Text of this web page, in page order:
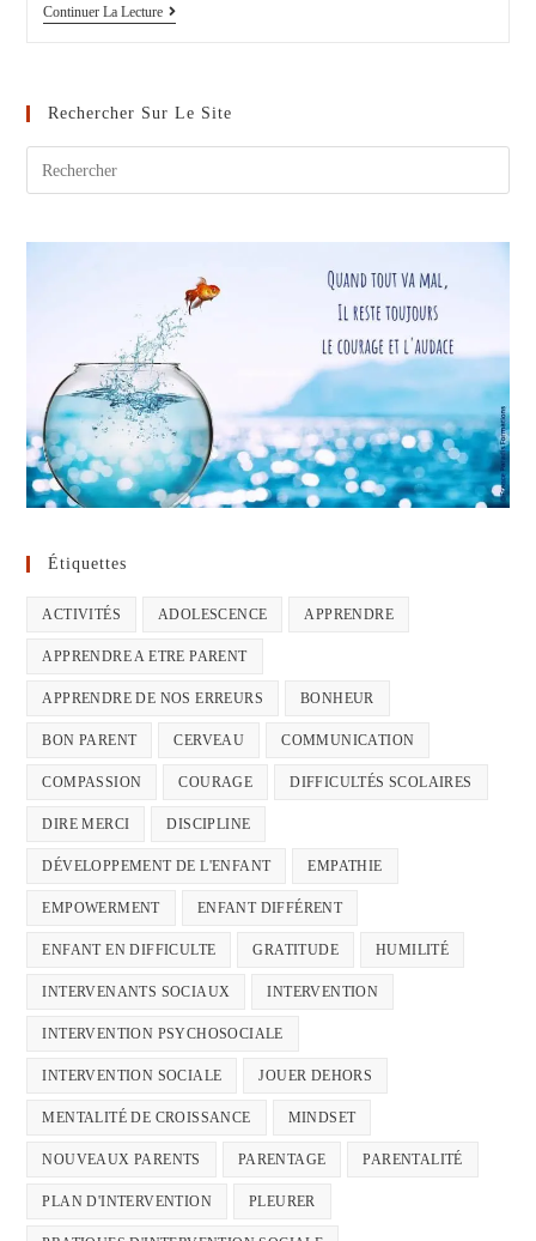
Continuer La LectureÀ
Mes
Silencieuses
Rechercher Sur Le Site
Étiquettes
ACTIVITÉS ADOLESCENCE APPRENDRE
APPRENDRE A ETRE PARENT
APPRENDRE DE NOS ERREURS BONHEUR
BON PARENT CERVEAU COMMUNICATION
COMPASSION COURAGE DIFFICULTÉS SCOLAIRES
DIRE MERCI DISCIPLINE
DÉVELOPPEMENT DE L'ENFANT EMPATHIE
EMPOWERMENT ENFANT DIFFÉRENT
ENFANT EN DIFFICULTE GRATITUDE HUMILITÉ
INTERVENANTS SOCIAUX INTERVENTION
INTERVENTION PSYCHOSOCIALE
INTERVENTION SOCIALE JOUER DEHORS
MENTALITÉ DE CROISSANCE MINDSET
NOUVEAUX PARENTS PARENTAGE PARENTALITÉ
PLAN D'INTERVENTION PLEURER